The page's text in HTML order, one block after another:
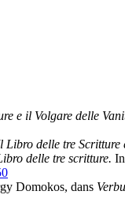
e il Volgare delle
Libro delle tre Scritture
delle tre scritture.
Domokos, dans